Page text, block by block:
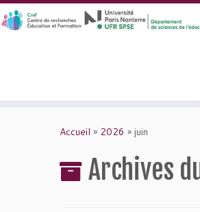
Accueil » 2026 » juin
Archives